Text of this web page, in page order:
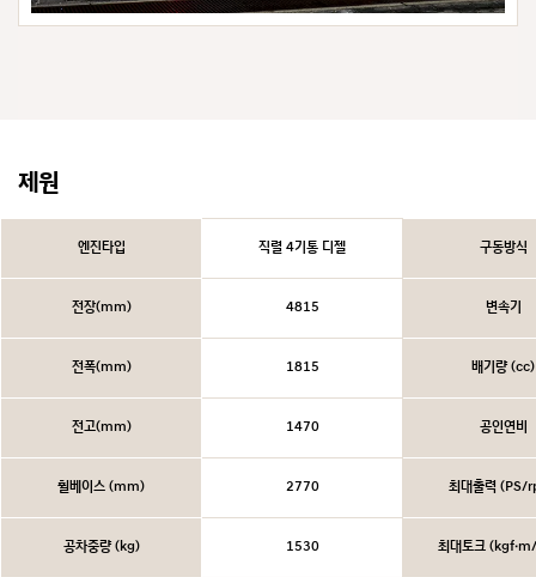
제원
엔진타입 직렬 4기통 디젤 구동방식
전장(mm) 4815 변속기
전폭(mm) 1815 배기량 (cc)
전고(mm) 1470 공인연비
휠베이스 (mm) 2770 최대출력 (PS/
공차중량 (kg) 1530 최대토크